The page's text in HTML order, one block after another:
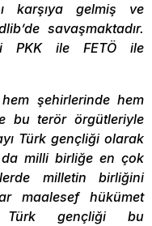
karşıya gelmiş ve
savaşmaktadır.
PKK ile FETÖ ile
şehirlerinde hem
bu terör örgütleriyle
Türk gençliği olarak
milli birliğe en çok
milletin birliğini
maalesef hükümet
Türk gençliği bu